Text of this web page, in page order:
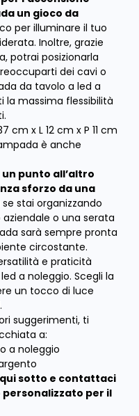
un gioco da
per illuminare il tuo
Inoltre, grazie
potrai posizionarla
dei cavi o
da tavolo a led a
massima flessibilità
x L 12 cm x P 11 cm
è anche
punto all’altro
sforzo da una
stai organizzando
o una serata
sarà sempre pronta
circostante.
e praticità
a noleggio. Scegli la
un tocco di luce
suggerimenti, ti
a:
a noleggio
sotto e contattaci
per il